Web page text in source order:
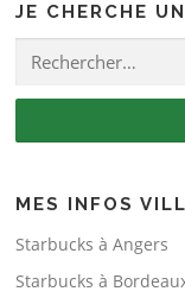
JE CHERCHE
Rechercher :
MES INFOS
Starbucks à Angers
Starbucks à